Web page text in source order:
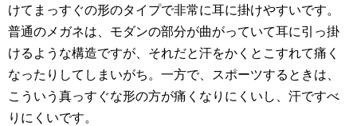
けてまっすぐの形のタイプで非常に耳に掛けやすいです。
普通のメガネは、モダンの部分が曲がっていて耳に引っ掛
けるような構造ですが、それだと汗をかくとこすれて痛く
なったりしてしまいがち。一方で、スポーツするときは、
こういう真っすぐな形の方が痛くなりにくいし、汗ですべ
りにくいです。